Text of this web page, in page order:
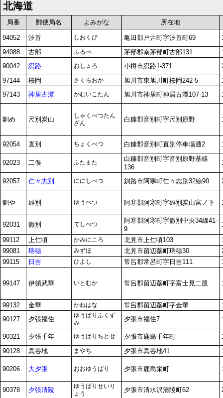
北海道
局番 郵便局名 よみがな 所在地
94052 汐首 しおくび 亀田郡戸井町字汐首町69
94088
古部 ふるべ 茅部郡南茅部町古部131
90042
忍路 おしょろ 小樽市忍路1-371
97144
桜岡 さくらおか 旭川市東旭川町桜岡242-5
97143
神居古潭 かむいこたん 旭川市神居町神居古潭107-13
釧め 尺別炭山
しゃくべつたん
ざん
白糠郡音別町字尺別原野
92054 直別 ちょくべつ 白糠郡音別町直別停車場通2
92023 二俣 ふたまた
白糠郡音別町字音別原野基線
136
92057 仁々志別 ににしべつ 釧路市阿寒町仁々志別32線90
釧や 雄別 ゆうべつ 阿寒郡阿寒町字雄別炭山宮ノ下
92031 徹別 てしべつ
阿寒郡阿寒町字徹別中央34線41-
9
99112 上仁頃 かみにころ 北見市上仁頃103
99081
瑞穂 みずほ 北見市留辺蘂町瑞穂30
99115
日吉 ひよし 常呂郡常呂町字日吉111
99147 伊頓武華 いとむか 常呂郡留辺蘂町字富士見二股
99132 金華 かねはな 常呂郡留辺蘂町字金華
90127
夕張福住
ゆうばりふくず
み
夕張市福住7
90321 夕張千年 ゆうばりちとせ 夕張市鹿島千年町
90128
真谷地 まやち 夕張市真谷地41
90206 大夕張 おおゆうばり 夕張市鹿島栄町
90378 夕張清陵
ゆうばりせいり
ょう
夕張市清水沢清陵町62